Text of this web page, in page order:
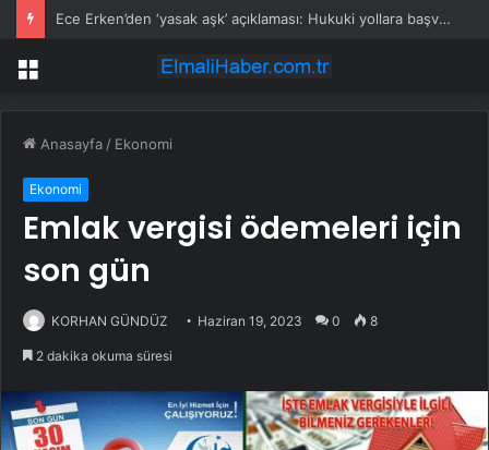
Ece Erken’den ‘yasak aşk’ açıklaması: Hukuki yollara başvuruyor
Menü
Anasayfa / Ekonomi
Ekonomi
Emlak vergisi ödemeleri için
son gün
KORHAN GÜNDÜZ Haziran 19, 2023 0 8
2 dakika okuma süresi